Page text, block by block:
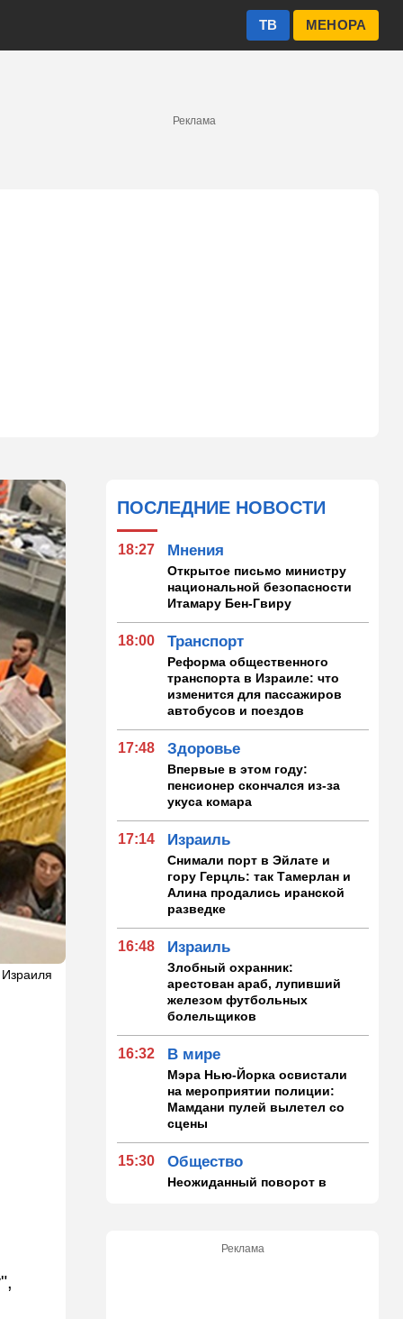
МЕНОРА
ТВ
Реклама
ПОСЛЕДНИЕ НОВОСТИ
18:27 Мнения
Открытое письмо министру
национальной безопасности
Итамару Бен-Гвиру
18:00 Транспорт
Реформа общественного
транспорта в Израиле: что
изменится для пассажиров
автобусов и поездов
17:48 Здоровье
Впервые в этом году:
пенсионер скончался из-за
укуса комара
17:14 Израиль
Снимали порт в Эйлате и
гору Герцль: так Тамерлан и
Алина продались иранской
разведке
16:48 Израиль
Злобный охранник:
арестован араб, лупивший
железом футбольных
болельщиков
16:32 В мире
Мэра Нью-Йорка освистали
на мероприятии полиции:
Мамдани пулей вылетел со
сцены
15:30 Общество
Неожиданный поворот в
Реклама